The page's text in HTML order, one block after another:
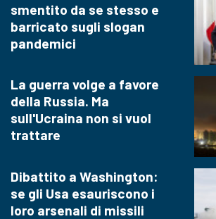
smentito da se stesso e
barricato sugli slogan
pandemici
La guerra volge a favore
della Russia. Ma
sull'Ucraina non si vuol
trattare
Dibattito a Washington:
se gli Usa esauriscono i
loro arsenali di missili